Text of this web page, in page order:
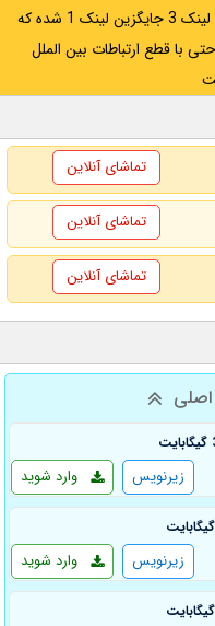
اگر از ایران به آدرس مخفی متصل هستید ، لینک 3 جایگزین لینک 1 شده که
با قطع ارتباطات بین الملل
تماشای آنلاین
تماشای آنلاین
تماشای آنلاین
اصلی
وارد شوید زیرنویس
وارد شوید زیرنویس